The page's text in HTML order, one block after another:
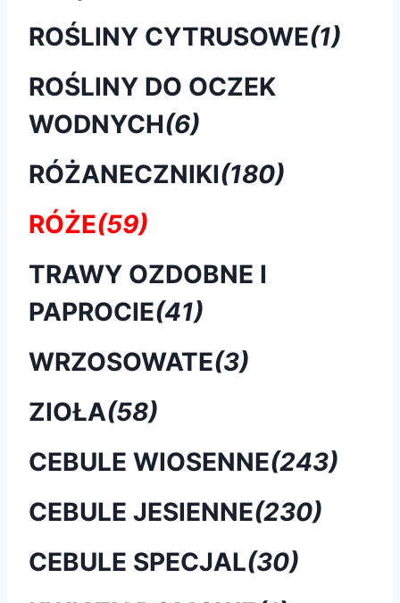
ROŚLINY CYTRUSOWE(1)
ROŚLINY DO OCZEK
WODNYCH(6)
RÓŻANECZNIKI(180)
RÓŻE(59)
TRAWY OZDOBNE I
PAPROCIE(41)
WRZOSOWATE(3)
ZIOŁA(58)
CEBULE WIOSENNE(243)
CEBULE JESIENNE(230)
CEBULE SPECJAL(30)